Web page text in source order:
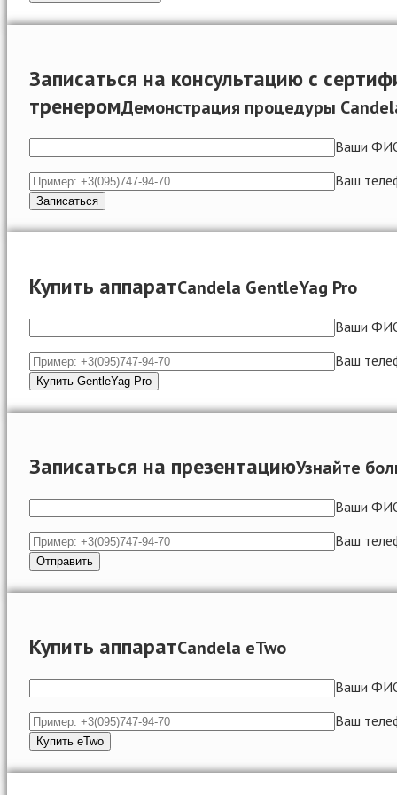
Записаться на консультацию с
тренеромДемонстрация процедуры
Ваши
Ваш
Купить аппаратCandela GentleYag Pro
Ваши
Ваш
Записаться на презентациюУзнайте
Ваши
Ваш
Купить аппаратCandela eTwo
Ваши
Ваш